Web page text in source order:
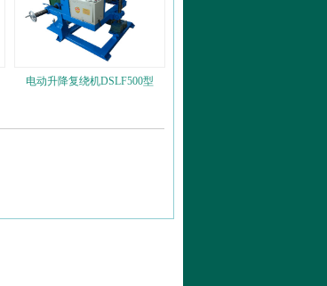
电动升降复绕机DSLF500型